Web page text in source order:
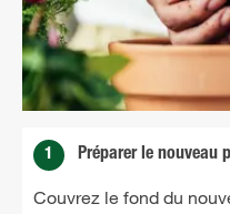
1 Préparer le nouveau
Couvrez le fond du